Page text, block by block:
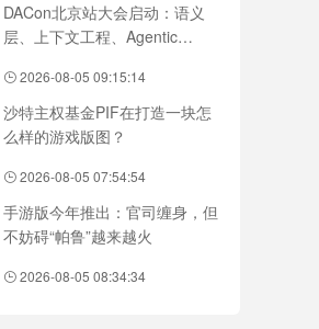
DACon北京站大会启动：语义
层、上下文工程、Agentic
2026-08-05 09:15:14
沙特主权基金PIF在打造一块怎
么样的游戏版图？
2026-08-05 07:54:54
手游版今年推出：官司缠身，但
不妨碍“帕鲁”越来越火
2026-08-05 08:34:34